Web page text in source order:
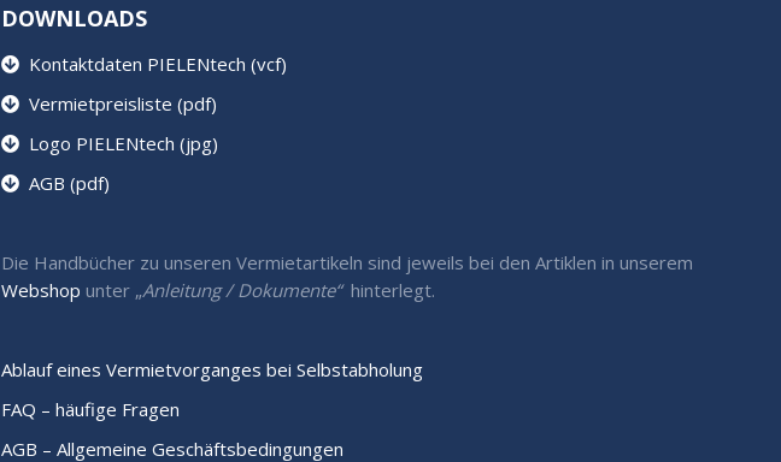
DOWNLOADS
Kontaktdaten PIELENtech (vcf)
Vermietpreisliste (pdf)
Logo PIELENtech (jpg)
AGB (pdf)
Die Handbücher zu unseren Vermietartikeln sind jeweils bei den Artiklen in unserem
Webshop unter „Anleitung / Dokumente“ hinterlegt.
Ablauf eines Vermietvorganges bei Selbstabholung
FAQ – häufige Fragen
AGB – Allgemeine Geschäftsbedingungen